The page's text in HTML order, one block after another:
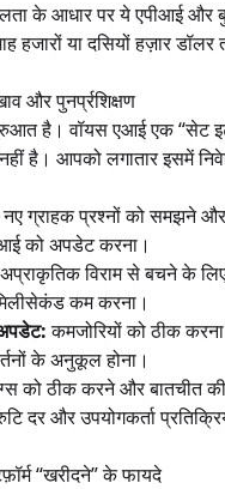
के आधार पर ये एपीआई और
हजारों या दसियों हज़ार
और पुनर्प्रशिक्षण
है। वॉयस एआई एक “सेट
है। आपको लगातार इसमें
नए ग्राहक प्रश्नों को समझने
को अपडेट करना।
अप्राकृतिक विराम से बचने के
कम करना।
कमजोरियों को ठीक
के अनुकूल होना।
को ठीक करने और बातचीत की
दर और उपयोगकर्ता
“खरीदने” के फायदे